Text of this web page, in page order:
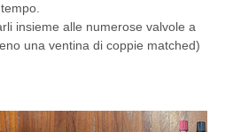
insieme alle numerose valvole a
una ventina di coppie matched)